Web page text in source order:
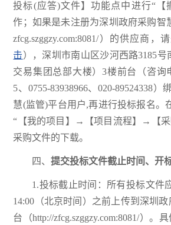
投标(应答)文件】功能点中进行“【
作；如果是未注册为深圳政府采购智
zfcg.szggzy.com:8081/）的供应商，
击），深圳市南山区沙河西路3185号
交易集团总部大楼）3楼前台（咨询
5、0755-83938966、020-89524338
慧(监管)平台用户,再进行投标报名。
“【我的项目】→【项目流程】→【采
采购文件的下载。
四、提交投标文件截止时间、开
1.投标截止时间：所有投标文件
14:00（北京时间）之前上传到深圳
台（http://zfcg.szggzy.com:8081/）。